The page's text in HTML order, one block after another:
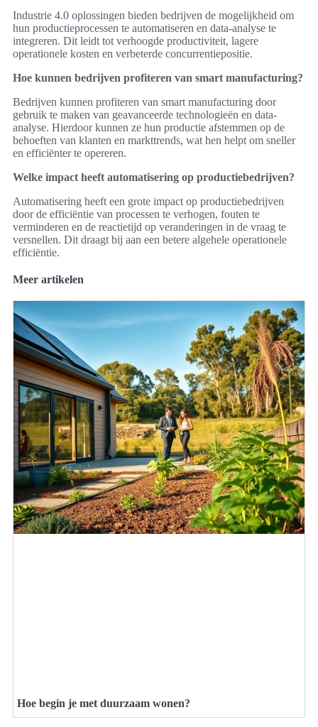
Industrie 4.0 oplossingen bieden bedrijven de mogelijkheid om
hun productieprocessen te automatiseren en data-analyse te
integreren. Dit leidt tot verhoogde productiviteit, lagere
operationele kosten en verbeterde concurrentiepositie.
Hoe kunnen bedrijven profiteren van smart manufacturing?
Bedrijven kunnen profiteren van smart manufacturing door
gebruik te maken van geavanceerde technologieën en data-
analyse. Hierdoor kunnen ze hun productie afstemmen op de
behoeften van klanten en markttrends, wat hen helpt om sneller
en efficiënter te opereren.
Welke impact heeft automatisering op productiebedrijven?
Automatisering heeft een grote impact op productiebedrijven
door de efficiëntie van processen te verhogen, fouten te
verminderen en de reactietijd op veranderingen in de vraag te
versnellen. Dit draagt bij aan een betere algehele operationele
efficiëntie.
Meer artikelen
Hoe begin je met duurzaam wonen?